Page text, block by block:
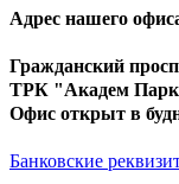
Адрес нашего
Гражданский
ТРК "Академ
Офис открыт в
Банковские